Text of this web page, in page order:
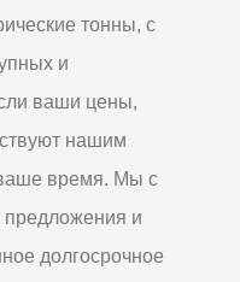
тонны, с
и
ваши цены,
нашим
время. Мы с
и
долгосрочное